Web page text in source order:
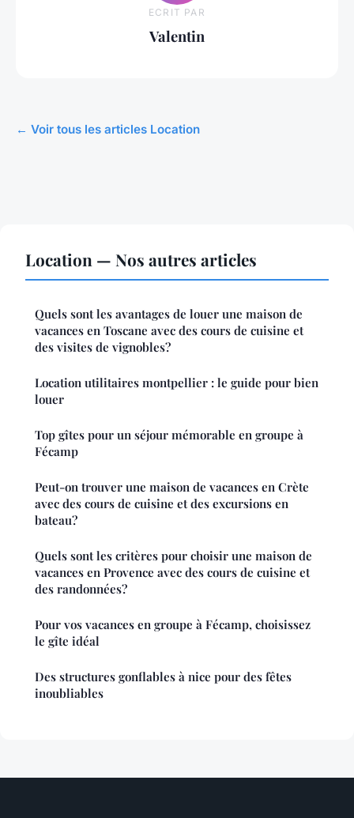
ECRIT PAR
Valentin
← Voir tous les articles Location
Location — Nos autres articles
Quels sont les avantages de louer une maison de
vacances en Toscane avec des cours de cuisine et
des visites de vignobles?
Location utilitaires montpellier : le guide pour bien
louer
Top gîtes pour un séjour mémorable en groupe à
Fécamp
Peut-on trouver une maison de vacances en Crète
avec des cours de cuisine et des excursions en
bateau?
Quels sont les critères pour choisir une maison de
vacances en Provence avec des cours de cuisine et
des randonnées?
Pour vos vacances en groupe à Fécamp, choisissez
le gîte idéal
Des structures gonflables à nice pour des fêtes
inoubliables